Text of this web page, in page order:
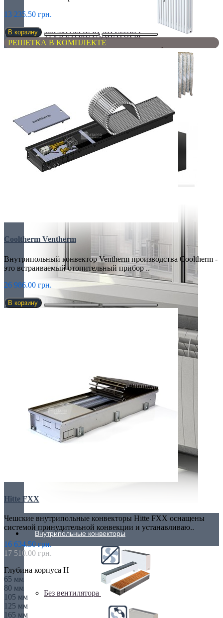
ТРУБЧАТЫЕ РАДИАТОРЫ
ЧУГУННЫЕ РАДИАТОРЫ
Внутрипольные конвекторы
Без вентилятора
13 235.50 грн.
В корзину
РЕШЕТКА В КОМПЛЕКТЕ
Cooltherm Ventherm
Внутрипольный конвектор Ventherm производства Cooltherm -
это встраиваемый отопительный прибор ..
26 986.00 грн.
В корзину
Hitte FXX
Чешские внутрипольные конвекторы Hitte FXX оснащены
системой принудительной конвекции и устанавливаю..
16 634.50 грн.
17 510.00 грн.
Глубина корпуса H
65 мм
80 мм
105 мм
125 мм
165 мм